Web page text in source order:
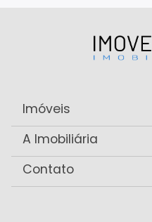
Imóveis
A Imobiliária
Contato